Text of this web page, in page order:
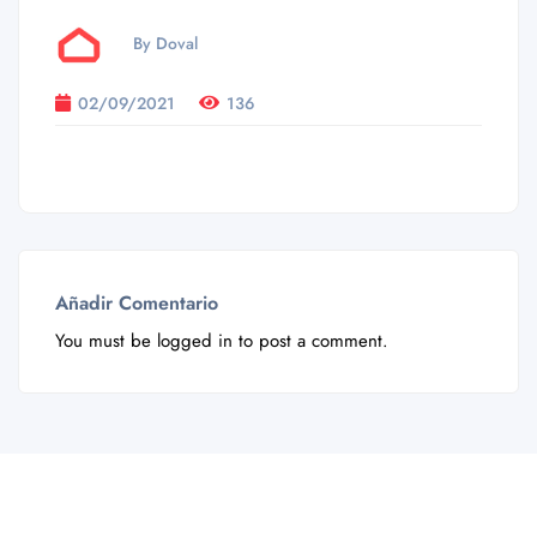
By Doval
02/09/2021 136
Añadir Comentario
You must be logged in to post a comment.